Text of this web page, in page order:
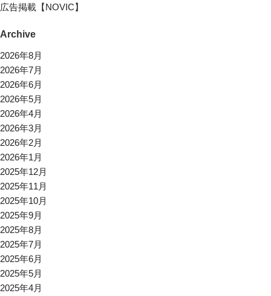
広告掲載【NOVIC】
Archive
2026年8月
2026年7月
2026年6月
2026年5月
2026年4月
2026年3月
2026年2月
2026年1月
2025年12月
2025年11月
2025年10月
2025年9月
2025年8月
2025年7月
2025年6月
2025年5月
2025年4月